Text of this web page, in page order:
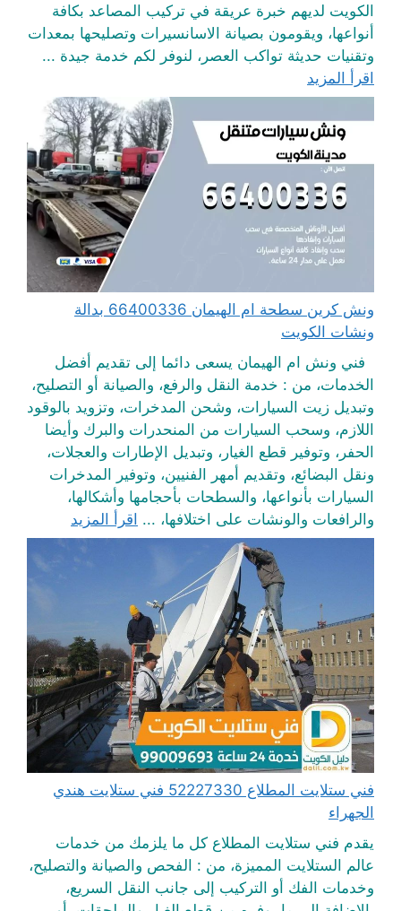
الكويت لديهم خبرة عريقة في تركيب المصاعد بكافة
أنواعها، ويقومون بصيانة الاسانسيرات وتصليحها بمعدات
وتقنيات حديثة تواكب العصر، لنوفر لكم خدمة جيدة ...
اقرأ المزيد
ونش كرين سطحة ام الهيمان 66400336 بدالة
ونشات الكويت
فني ونش ام الهيمان يسعى دائما إلى تقديم أفضل
الخدمات، من : خدمة النقل والرفع، والصيانة أو التصليح،
وتبديل زيت السيارات، وشحن المدخرات، وتزويد بالوقود
اللازم، وسحب السيارات من المنحدرات والبرك وأيضا
الحفر، وتوفير قطع الغيار، وتبديل الإطارات والعجلات،
ونقل البضائع، وتقديم أمهر الفنيين، وتوفير المدخرات
السيارات بأنواعها، والسطحات بأحجامها وأشكالها،
والرافعات والونشات على اختلافها، ... اقرأ المزيد
فني ستلايت المطلاع 52227330 فني ستلايت هندي
الجهراء
يقدم فني ستلايت المطلاع كل ما يلزمك من خدمات
عالم الستلايت المميزة، من : الفحص والصيانة والتصليح،
وخدمات الفك أو التركيب إلى جانب النقل السريع،